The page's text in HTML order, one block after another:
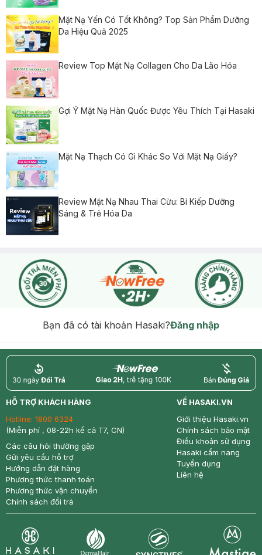
Mặt Nạ Yến Có Tốt Không? Top Sản Phẩm Dưỡng
Da Hiệu Quả 2025
Review Top Mặt Nạ Collagen Cho Da Lão Hóa
Gợi Ý Mặt Nạ Hàn Quốc Được Yêu Thích Tại Hasaki
Mặt Nạ Thạch Có Gì Khác So Với Mặt Nạ Giấy?
Review Mặt Nạ Nhau Thai Cừu: Bí Kiếp Dưỡng
Sáng & Trẻ Hóa Da
Bạn đã có tài khoản Hasaki?Đăng nhập
return nowfree price
HỖ TRỢ KHÁCH HÀNG
Hotline: 1800 6324
(Miễn phí , 08-22h kể cả T7, CN)
Các câu hỏi thường gặp
Gửi yêu cầu hỗ trợ
Hướng dẫn đặt hàng
Phương thức thanh toán
Phương thức vận chuyển
Chính sách đổi trả
VỀ HASAKI.VN
Giới thiệu Hasaki.vn
Chính sách bảo mật
Điều khoản sử dụng
Hasaki cẩm nang
Tuyển dụng
Liên hệ